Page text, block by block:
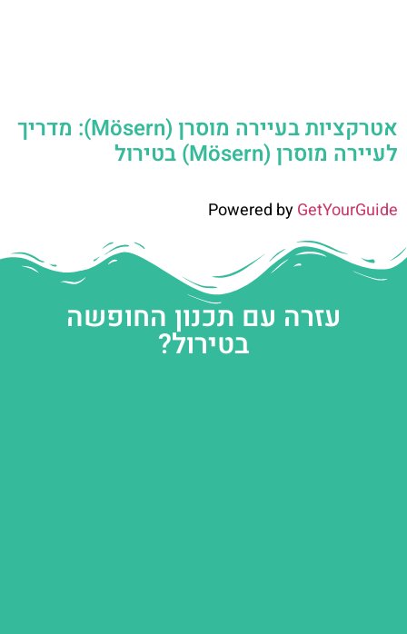
אטרקציות בעיירה מוסרן (Mösern): מדריך
לעיירה מוסרן (Mösern) בטירול
Powered byGetYourGuide
עזרה עם תכנון החופשה
בטירול?